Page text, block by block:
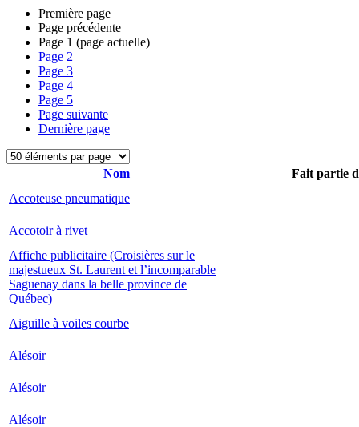
Première page
Page précédente
Page 1 (page actuelle)
Page 2
Page 3
Page 4
Page 5
Page suivante
Dernière page
Nom
Fait partie
Accoteuse pneumatique
Accotoir à rivet
Affiche publicitaire (Croisières sur le
majestueux St. Laurent et l’incomparable
Saguenay dans la belle province de
Québec)
Aiguille à voiles courbe
Alésoir
Alésoir
Alésoir